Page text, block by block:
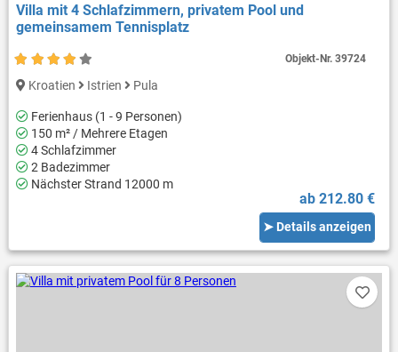
Villa mit 4 Schlafzimmern, privatem Pool und
gemeinsamem Tennisplatz
Kroatien Istrien Pula
Ferienhaus (1 - 9 Personen)
150 m² / Mehrere Etagen
4 Schlafzimmer
2 Badezimmer
Nächster Strand 12000 m
ab 212.80 €
➤ Details anzeigen
Objekt-Nr.39724